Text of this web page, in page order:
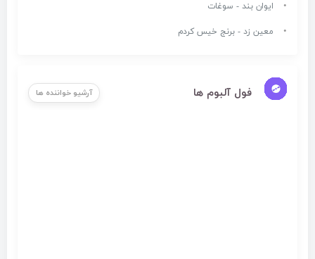
ایوان بند - سوغات
معین زد - برنج خیس کردم
فول آلبوم ها آرشیو خواننده ها